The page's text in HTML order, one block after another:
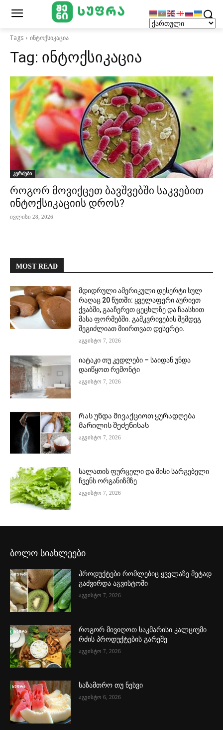
Tags ინტოქსიკაცია
Tag: ინტოქსიკაცია
კერძები
როგორ მოვიქცეთ ბავშვებში საკვებით
ინტოქსიკაციის დროს?
ივლისი 28, 2026
MOST READ
მდიდრული ამერიკული დესერტი სულ
რაღაც 20 წუთში: ყველაფერი აურიეთ
ქვაბში, გააჩერეთ ცეცხლზე და ჩაასხით
მასა ფორმებში. გამკვრივების შემდეგ
შეგიძლიათ მიირთვათ დესერტი.
აგვისტო 7, 2026
იატაკი თუ კედლები – საიდან უნდა
დაიწყოთ რემონტი
აგვისტო 7, 2026
Რას უნდა მივაქციოთ ყურადღება
მარილის შეძენისას
აგვისტო 7, 2026
სალათის ფურცელი და მისი სარგებელი
ჩვენს ორგანიზმზე
აგვისტო 7, 2026
ბოლო სიახლეები
პროდუქტები რომლებიც ყველაზე მეტად
გაძვირდა აგვისტოში
აგვისტო 7, 2026
როგორ მივიღოთ საკმარისი კალციუმი
რძის პროდუქტების გარეშე
აგვისტო 7, 2026
საზამთრო თუ ნესვი
აგვისტო 6, 2026